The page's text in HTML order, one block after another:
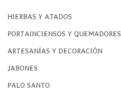
HIERBAS Y ATADOS
PORTAINCIENSOS Y QUEMADORES
ARTESANÍAS Y DECORACIÓN
JABONES
PALO SANTO